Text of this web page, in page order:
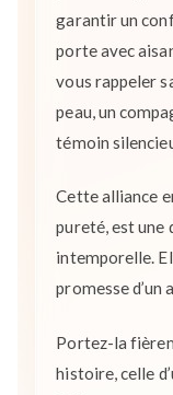
garantir un
porte avec
vous rappeler
peau, un
témoin
Cette alliance
pureté, est une
intemporelle.
promesse d’un
Portez-la
histoire, celle